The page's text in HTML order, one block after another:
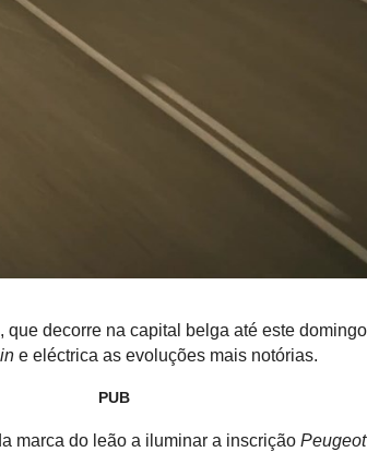
decorre na capital belga até este
e eléctrica as evoluções mais notórias.
PUB
marca do leão a iluminar a inscriçãoPeugeot